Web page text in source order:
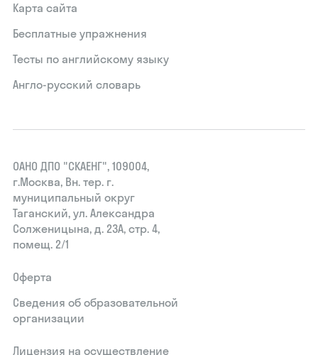
Карта сайта
Бесплатные упражнения
Тесты по английскому языку
Англо-русский словарь
ОАНО ДПО "СКАЕНГ", 109004,
г.Москва, Вн. тер. г.
муниципальный округ
Таганский, ул. Александра
Солженицына, д. 23А, стр. 4,
помещ. 2/1
Оферта
Сведения об образовательной
организации
Лицензия на осуществление